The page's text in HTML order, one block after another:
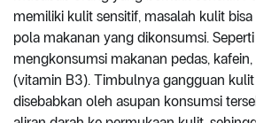
memiliki kulit sensitif, masalah kulit
pola makanan yang dikonsumsi.
mengkonsumsi makanan pedas,
(vitamin B3). Timbulnya gangguan
disebabkan oleh asupan konsumsi